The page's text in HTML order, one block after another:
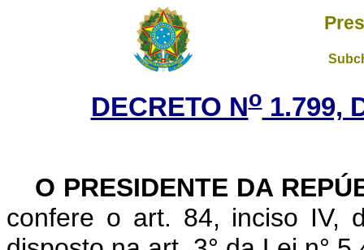
DECRETO No1.799,
O PRESIDENTE DA
confere o art. 84, inciso IV,